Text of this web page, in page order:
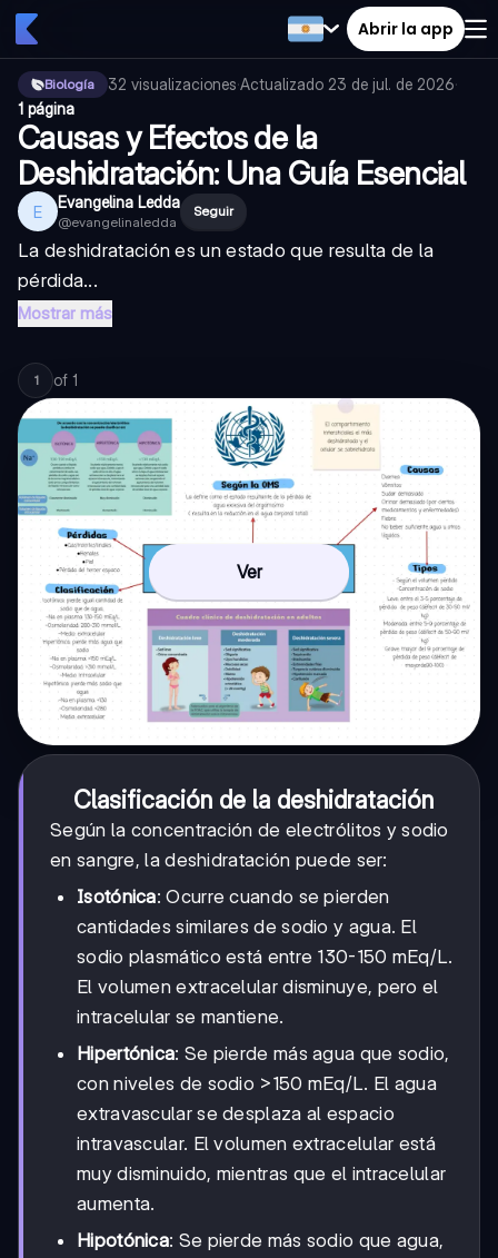
Abrir la app
Biología 32 visualizaciones·Actualizado 23 de jul. de 2026·
1 página
Causas y Efectos de la
Deshidratación: Una Guía Esencial
E Evangelina Ledda
@evangelinaledda
Seguir
La deshidratación es un estado que resulta de la
pérdida...
Mostrar más
1 of 1
Ver
Clasificación de la deshidratación
Según la concentración de electrólitos y sodio
en sangre, la deshidratación puede ser:
Isotónica: Ocurre cuando se pierden
cantidades similares de sodio y agua. El
sodio plasmático está entre 130-150 mEq/L.
El volumen extracelular disminuye, pero el
intracelular se mantiene.
Hipertónica: Se pierde más agua que sodio,
con niveles de sodio >150 mEq/L. El agua
extravascular se desplaza al espacio
intravascular. El volumen extracelular está
muy disminuido, mientras que el intracelular
aumenta.
Hipotónica: Se pierde más sodio que agua,